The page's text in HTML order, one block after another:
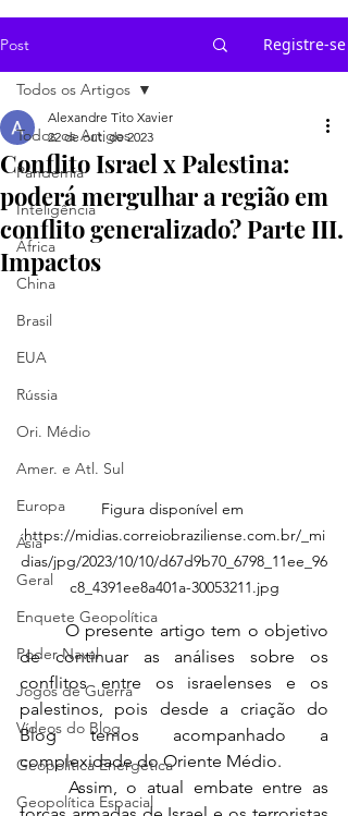
Post Registre-se
Todos os Artigos
Pandemia
Inteligência
África
China
Brasil
EUA
Rússia
Ori. Médio
Amer. e Atl. Sul
Europa
Ásia
Geral
Enquete Geopolítica
Poder Naval
Jogos de Guerra
Vídeos do Blog
Geopolítica Energética
Geopolítica Espacial
Todos os Artigos
Conflito Israel x Palestina:
poderá mergulhar a região em
conflito generalizado? Parte III.
Impactos
Alexandre Tito Xavier
22 de out. de 2023
Figura disponível em
https://midias.correiobraziliense.com.br/_mi
dias/jpg/2023/10/10/d67d9b70_6798_11ee_96
c8_4391ee8a401a-30053211.jpg
	O presente artigo tem o objetivo
de continuar as análises sobre os
conflitos entre os israelenses e os
palestinos, pois desde a criação do
Blog temos acompanhado a
complexidade do Oriente Médio.